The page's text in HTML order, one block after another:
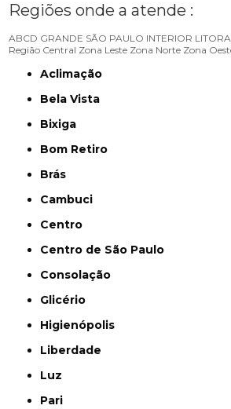
Regiões onde a atende :
ABCD GRANDE SÃO PAULO INTERIOR
Região Central Zona Leste Zona Norte Zona
Aclimação
Bela Vista
Bixiga
Bom Retiro
Brás
Cambuci
Centro
Centro de São Paulo
Consolação
Glicério
Higienópolis
Liberdade
Luz
Pari